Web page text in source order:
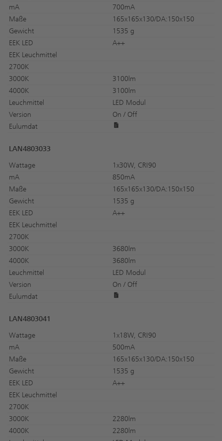
mA
700mA
Maße
165x165x130/DA:150x150
Gewicht
1535 g
EEK LED
A++
EEK Leuchmittel
2700K
3000K
3100lm
4000K
3100lm
Leuchmittel
LED Modul
Version
On / Off
Eulumdat
LAN4803033
Wattage
1x30W, CRI90
mA
850mA
Maße
165x165x130/DA:150x150
Gewicht
1535 g
EEK LED
A++
EEK Leuchmittel
2700K
3000K
3680lm
4000K
3680lm
Leuchmittel
LED Modul
Version
On / Off
Eulumdat
LAN4803041
Wattage
1x18W, CRI90
mA
500mA
Maße
165x165x130/DA:150x150
Gewicht
1535 g
EEK LED
A++
EEK Leuchmittel
2700K
3000K
2280lm
4000K
2280lm